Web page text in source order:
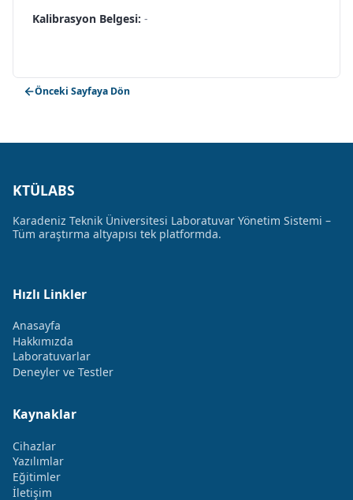
Kalibrasyon Belgesi: -
Önceki Sayfaya Dön
KTÜLABS
Karadeniz Teknik Üniversitesi Laboratuvar Yönetim Sistemi –
Tüm araştırma altyapısı tek platformda.
Hızlı Linkler
Anasayfa
Hakkımızda
Laboratuvarlar
Deneyler ve Testler
Kaynaklar
Cihazlar
Yazılımlar
Eğitimler
İletişim